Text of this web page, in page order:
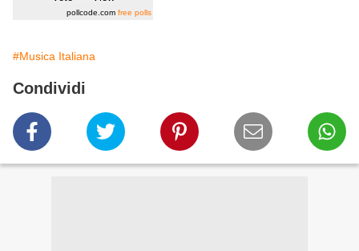
pollcode.com free polls
#Musica Italiana
Condividi